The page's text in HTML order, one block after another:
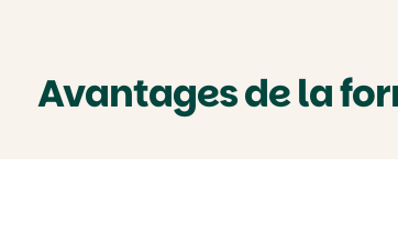
Avantages de la